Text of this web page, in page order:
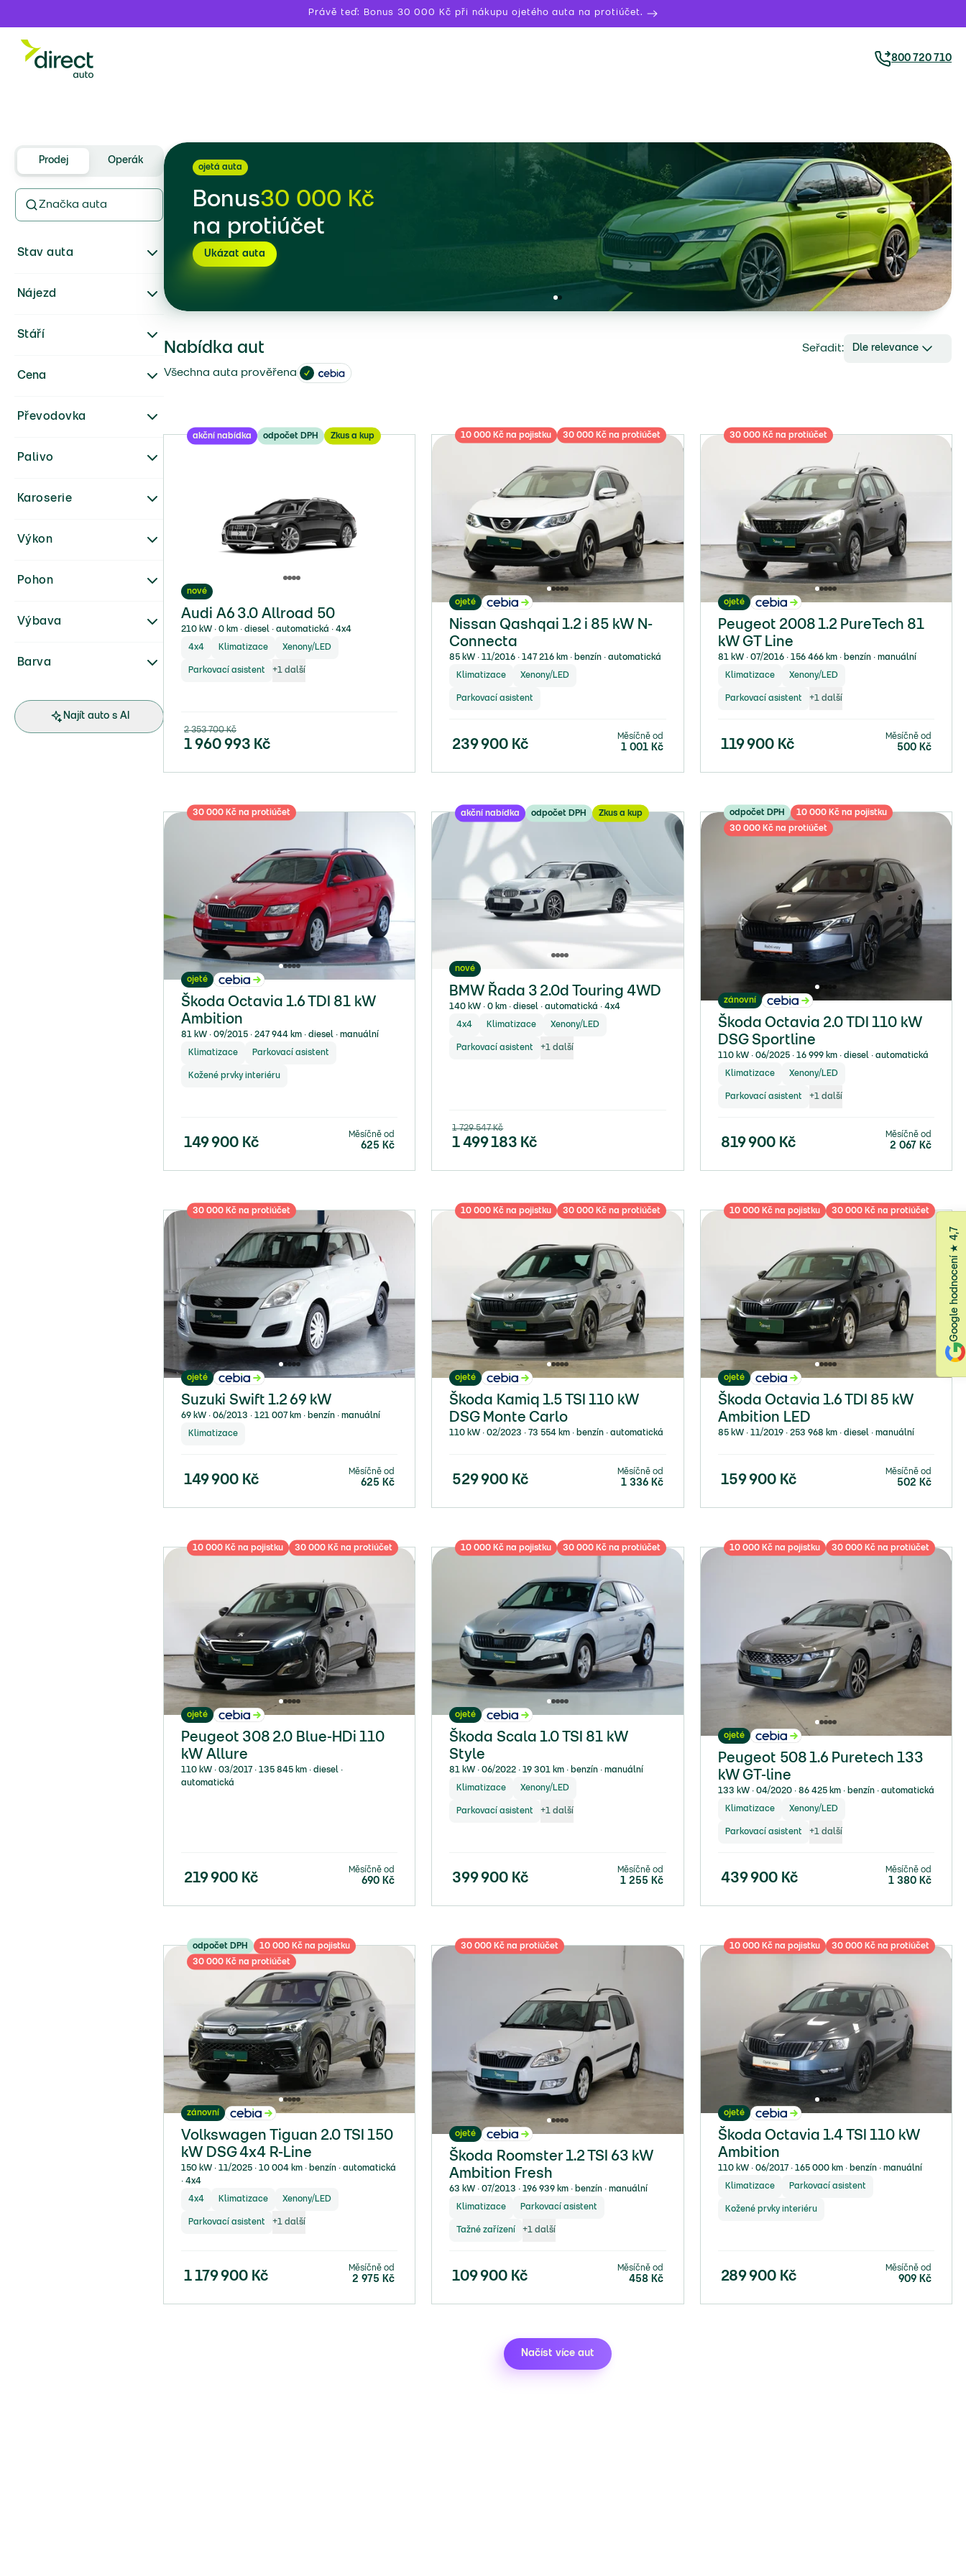
Právě teď: Bonus 30 000 Kč při nákupu ojetého auta na protiúčet.
800 720 710
Prodej Operák
Stav auta
Značka auta
Nájezd
Karoserie
Palivo
Převodovka
Pohon
Barva
Cena
Stáří
Výbava
Výkon
Najít auto s AI
ojetá auta
Bonus30 000 Kč
na protiúčet
Ukázat auta
Nabídka aut Seřadit: Dle relevance
Všechna auta prověřena
akční nabídka odpočet DPH Zkus a kup
nové
Audi A6 3.0 Allroad 50
210 kW ∙ 0 km ∙ diesel ∙ automatická ∙ 4x4
4x4 Klimatizace Xenony/LED
Parkovací asistent +1 další
2 353 700Kč
1 960 993 Kč
10 000 Kč na pojistku 30 000 Kč na protiúčet
ojeté
Nissan Qashqai 1.2 i 85 kW N-
Connecta
85 kW ∙ 11/2016 ∙ 147 216 km ∙ benzín ∙ automatická
Klimatizace Xenony/LED
Parkovací asistent
239 900 Kč
Měsíčně od
1 001Kč
30 000 Kč na protiúčet
ojeté
Peugeot 2008 1.2 PureTech 81
kW GT Line
81 kW ∙ 07/2016 ∙ 156 466 km ∙ benzín ∙ manuální
Klimatizace Xenony/LED
Parkovací asistent +1 další
119 900Kč
Měsíčně od
500Kč
30 000 Kč na protiúčet
ojeté
Škoda Octavia 1.6 TDI 81 kW
Ambition
81 kW ∙ 09/2015 ∙ 247 944 km ∙ diesel ∙ manuální
Klimatizace Parkovací asistent
Kožené prvky interiéru
149 900 Kč
Měsíčně od
625 Kč
akční nabídka odpočet DPH Zkus a kup
nové
BMW Řada 3 2.0d Touring 4WD
140 kW ∙ 0 km ∙ diesel ∙ automatická ∙ 4x4
4x4 Klimatizace Xenony/LED
Parkovací asistent +1 další
1 729 547Kč
1 499 183 Kč
odpočet DPH
10 000 Kč na pojistku
30 000 Kč na protiúčet
zánovní
Škoda Octavia 2.0 TDI 110 kW
DSG Sportline
110 kW ∙ 06/2025 ∙ 16 999 km ∙ diesel ∙ automatická
Klimatizace Xenony/LED
Parkovací asistent +1 další
819 900Kč
Měsíčně od
2 067 Kč
30 000 Kč na protiúčet
ojeté
Suzuki Swift 1.2 69 kW
69 kW ∙ 06/2013 ∙ 121 007 km ∙ benzín ∙ manuální
Klimatizace
149 900 Kč
Měsíčně od
625 Kč
10 000 Kč na pojistku 30 000 Kč na protiúčet
ojeté
Škoda Kamiq 1.5 TSI 110 kW
DSG Monte Carlo
110 kW ∙ 02/2023 ∙ 73 554 km ∙ benzín ∙ automatická
529 900 Kč
Měsíčně od
1 336Kč
10 000 Kč na pojistku 30 000 Kč na protiúčet
ojeté
Škoda Octavia 1.6 TDI 85 kW
Ambition LED
85 kW ∙ 11/2019 ∙ 253 968 km ∙ diesel ∙ manuální
159 900Kč
Měsíčně od
502 Kč
10 000 Kč na pojistku 30 000 Kč na protiúčet
ojeté
Peugeot 308 2.0 Blue-HDi 110
kW Allure
110 kW ∙ 03/2017 ∙ 135 845 km ∙ diesel ∙
automatická
219 900 Kč
Měsíčně od
690 Kč
10 000 Kč na pojistku 30 000 Kč na protiúčet
ojeté
Škoda Scala 1.0 TSI 81 kW
Style
81 kW ∙ 06/2022 ∙ 19 301 km ∙ benzín ∙ manuální
Klimatizace Xenony/LED
Parkovací asistent +1 další
399 900 Kč
Měsíčně od
1 255 Kč
10 000 Kč na pojistku 30 000 Kč na protiúčet
ojeté
Peugeot 508 1.6 Puretech 133
kW GT-line
133 kW ∙ 04/2020 ∙ 86 425 km ∙ benzín ∙ automatická
Klimatizace Xenony/LED
Parkovací asistent +1 další
439 900Kč
Měsíčně od
1 380Kč
odpočet DPH
10 000 Kč na pojistku
30 000 Kč na protiúčet
zánovní
Volkswagen Tiguan 2.0 TSI 150
kW DSG 4x4 R-Line
150 kW ∙ 11/2025 ∙ 10 004 km ∙ benzín ∙ automatická
∙ 4x4
4x4 Klimatizace Xenony/LED
Parkovací asistent +1 další
1 179 900 Kč
Měsíčně od
2 975 Kč
30 000 Kč na protiúčet
ojeté
Škoda Roomster 1.2 TSI 63 kW
Ambition Fresh
63 kW ∙ 07/2013 ∙ 196 939 km ∙ benzín ∙ manuální
Klimatizace Parkovací asistent
Tažné zařízení +1 další
109 900 Kč
Měsíčně od
458Kč
10 000 Kč na pojistku 30 000 Kč na protiúčet
ojeté
Škoda Octavia 1.4 TSI 110 kW
Ambition
110 kW ∙ 06/2017 ∙ 165 000 km ∙ benzín ∙ manuální
Klimatizace Parkovací asistent
Kožené prvky interiéru
289 900Kč
Měsíčně od
909Kč
Načíst více aut
Google hodnocení ★ 4,7